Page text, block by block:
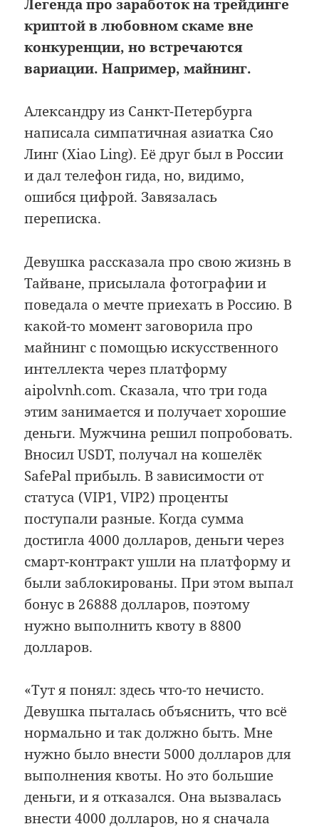
Легенда про заработок на трейдинге
криптой в любовном скаме вне
конкуренции, но встречаются
вариации. Например, майнинг.
Александру из Санкт-Петербурга
написала симпатичная азиатка Сяо
Линг (Xiao Ling). Её друг был в России
и дал телефон гида, но, видимо,
ошибся цифрой. Завязалась
переписка.
Девушка рассказала про свою жизнь в
Тайване, присылала фотографии и
поведала о мечте приехать в Россию. В
какой-то момент заговорила про
майнинг с помощью искусственного
интеллекта через платформу
aipolvnh.com. Сказала, что три года
этим занимается и получает хорошие
деньги. Мужчина решил попробовать.
Вносил USDT, получал на кошелёк
SafePal прибыль. В зависимости от
статуса (VIP1, VIP2) проценты
поступали разные. Когда сумма
достигла 4000 долларов, деньги через
смарт-контракт ушли на платформу и
были заблокированы. При этом выпал
бонус в 26888 долларов, поэтому
нужно выполнить квоту в 8800
долларов.
«Тут я понял: здесь что-то нечисто.
Девушка пыталась объяснить, что всё
нормально и так должно быть. Мне
нужно было внести 5000 долларов для
выполнения квоты. Но это большие
деньги, и я отказался. Она вызвалась
внести 4000 долларов, но я сначала